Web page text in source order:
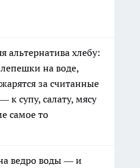
альтернатива хлебу:
на воде,
за считанные
к супу, салату, мясу
самое то
ведро воды — и